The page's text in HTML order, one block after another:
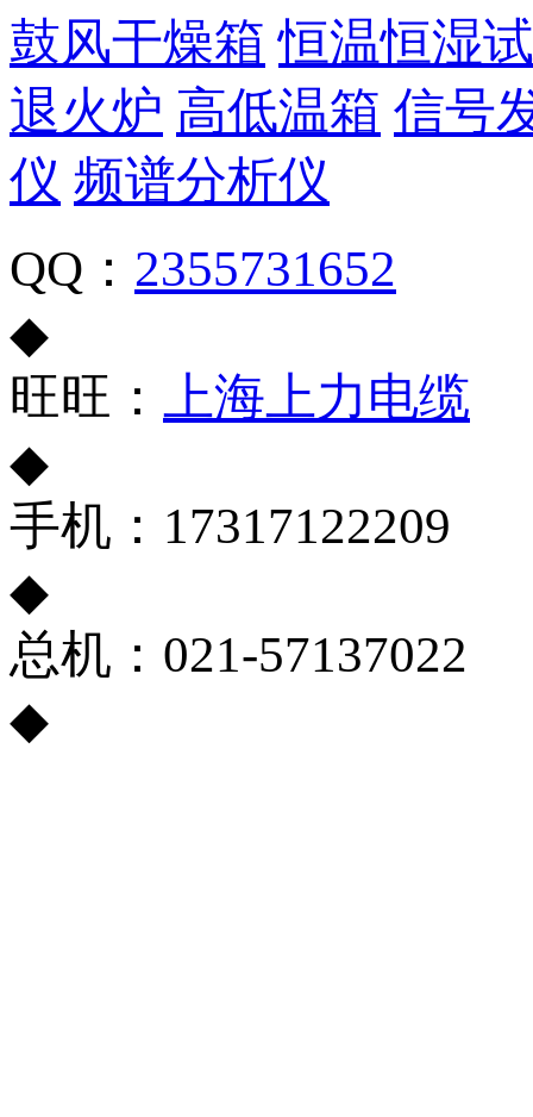
鼓风干燥箱 恒温恒湿
退火炉 高低温箱 信号
仪 频谱分析仪
QQ： 2355731652
◆
旺旺： 上海上力电缆
◆
手机：17317122209
◆
总机：021-57137022
◆